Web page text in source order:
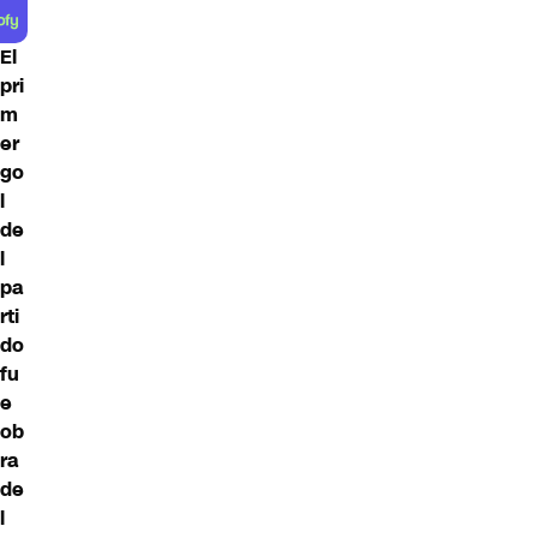
El
pri
m
er
go
l
de
l
pa
rti
do
fu
e
ob
ra
de
l